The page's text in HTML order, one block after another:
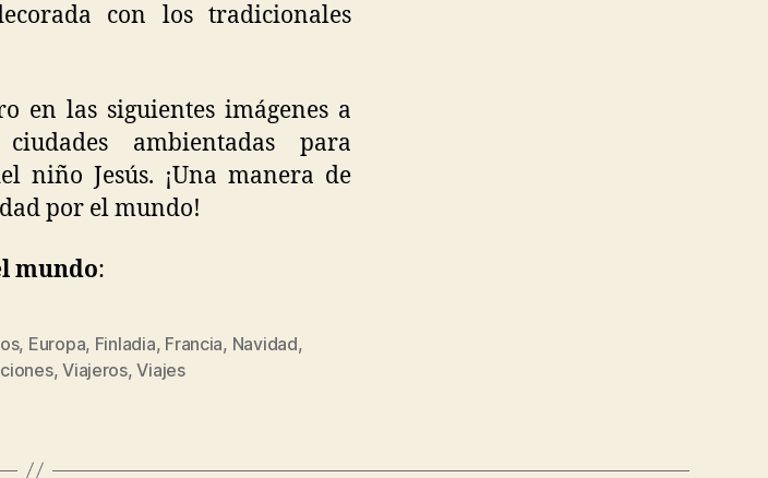
con los tradicionales
en las siguientes imágenes a
ambientadas para
niño Jesús. ¡Una manera de
por el mundo!
mundo:
, Europa, Finladia, Francia, Navidad,
,Viajeros,Viajes